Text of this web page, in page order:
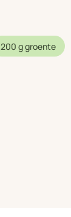
200 g groente